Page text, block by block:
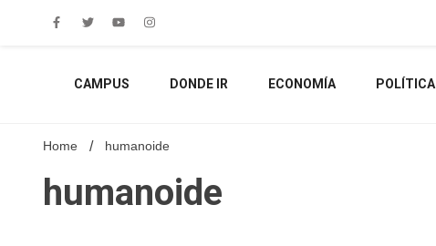
CAMPUS DONDE IR ECONOMÍA POLÍTICA
Home humanoide
humanoide